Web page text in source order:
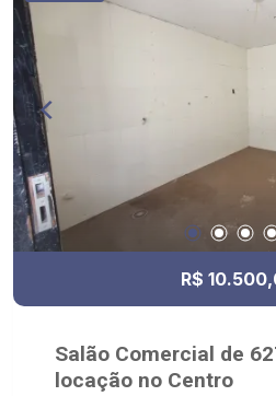
R$
Salão Comercial de
locação no Centro